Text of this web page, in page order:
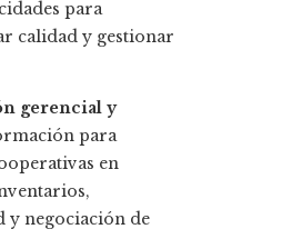
para
calidad y gestionar
gerencial y
para
en
y negociación de